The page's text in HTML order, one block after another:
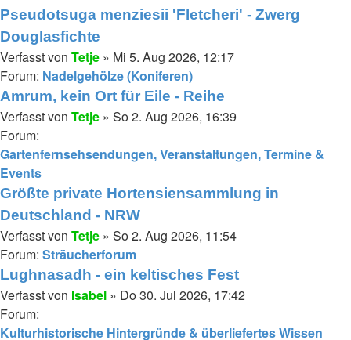
Pseudotsuga menziesii 'Fletcheri' - Zwerg
Douglasfichte
Verfasst von Tetje » Mi 5. Aug 2026, 12:17
Forum: Nadelgehölze (Koniferen)
Amrum, kein Ort für Eile - Reihe
Verfasst von Tetje » So 2. Aug 2026, 16:39
Forum:
Gartenfernsehsendungen, Veranstaltungen, Termine &
Events
Größte private Hortensiensammlung in
Deutschland - NRW
Verfasst von Tetje » So 2. Aug 2026, 11:54
Forum: Sträucherforum
Lughnasadh - ein keltisches Fest
Verfasst von Isabel » Do 30. Jul 2026, 17:42
Forum:
Kulturhistorische Hintergründe & überliefertes Wissen